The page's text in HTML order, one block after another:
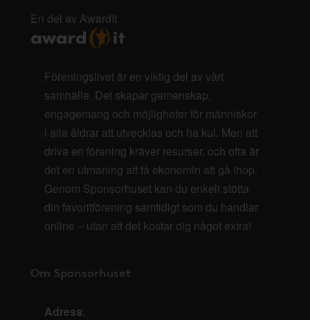
En del av AwardIt
Föreningslivet är en viktig del av vårt
samhälle. Det skapar gemenskap,
engagemang och möjligheter för människor
i alla åldrar att utvecklas och ha kul. Men att
driva en förening kräver resurser, och ofta är
det en utmaning att få ekonomin att gå ihop.
Genom Sponsorhuset kan du enkelt stötta
din favoritförening samtidigt som du handlar
online – utan att det kostar dig något extra!
Om Sponsorhuset
Adress: